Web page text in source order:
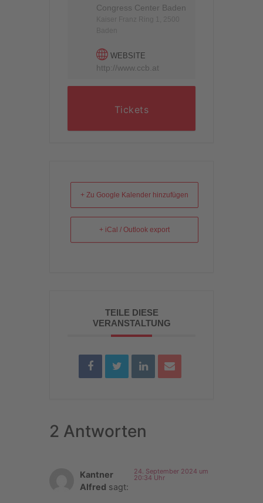
Congress Center Baden
WEBSITE
http://www.ccb.at
Tickets
+ Zu Google Kalender hinzufügen
+ iCal / Outlook export
TEILE DIESE
VERANSTALTUNG
2 Antworten
Kantner
Alfred sagt:
24. September 2024 um
20:34 Uhr